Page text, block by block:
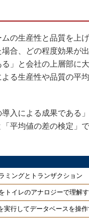
産業オープンネット展
デジタルツイン
S＆OP
インダストリ
イノベーション
メイドインジャ
植物工場
海外生産
グローバル設計
制御セキュリテ
の生産性と品質を上
合、どの程度効果が
」と会社の上層部に
る生産性や品質の平
入による成果である
平均値の差の検定」
ミングとトランザクション
トイレのアナロジーで理解
実行してデータベースを操作